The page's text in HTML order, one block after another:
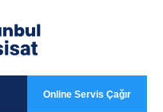
Online Servis Çağır